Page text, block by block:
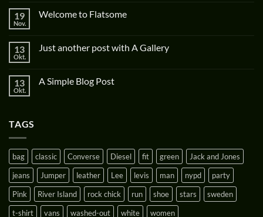
19
Nov.
Welcome to Flatsome
13
Okt.
Just another post with A Gallery
13
Okt.
A Simple Blog Post
TAGS
bag classic Converse Diesel fit green
Jack and Jones
jeans
Jumper leather Lee levis man nypd
party
Pink
River Island rock chick run shoe stars
sweden
t-shirt
vans washed-out white women